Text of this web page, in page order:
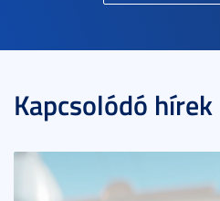
Kapcsolódó hírek